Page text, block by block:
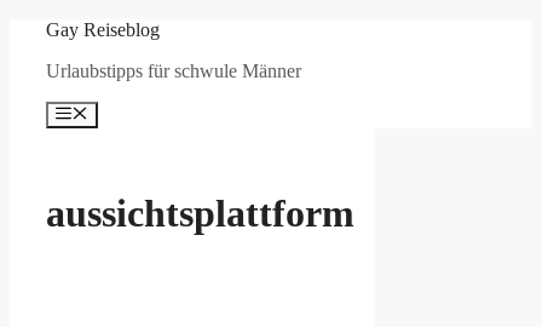
springen
Gay Reiseblog
Urlaubstipps für schwule Männer
Menü
aussichtsplattform